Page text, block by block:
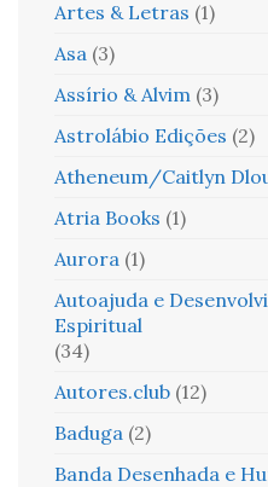
Artes & Letras (1)
Asa (3)
Assírio & Alvim (3)
Astrolábio Edições (2)
Atheneum/Caitlyn
Atria Books (1)
Aurora (1)
Autoajuda e
Espiritual
(34)
Autores.club (12)
Baduga (2)
Banda Desenhada e